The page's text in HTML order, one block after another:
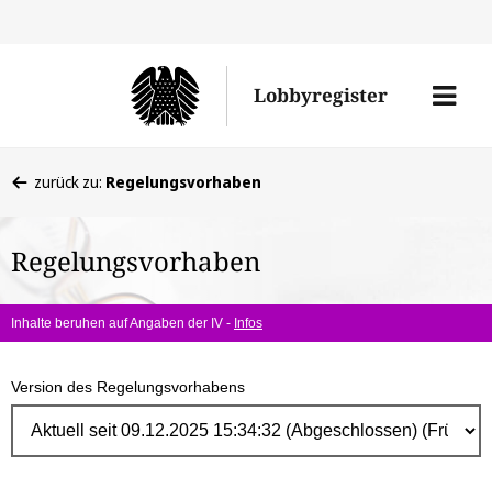
Lobbyregister
Menü
befinden
hier:
zurück zu: Regelungsvorhaben
Regelungsvorhaben
Inhalte beruhen auf Angaben der IV - Infos
Version des Regelungsvorhabens